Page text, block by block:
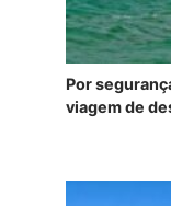
Por
viagem de